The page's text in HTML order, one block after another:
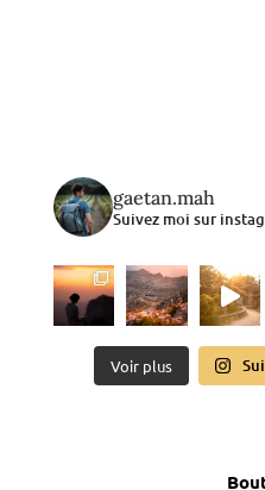
gaetan.mah
Suivez moi sur
Voir plus